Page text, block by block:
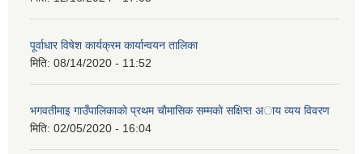
पूर्वाधार विषेश कार्यक्रम कार्यान्वयन तालिका
मिति: 08/14/2020 - 11:52
भगवतीमाइ गाउँपालिकाकाे प्रथम चाैमासिक सम्मकाे सक्षिप्त अाय व्यय विवरण
मिति: 02/05/2020 - 16:04